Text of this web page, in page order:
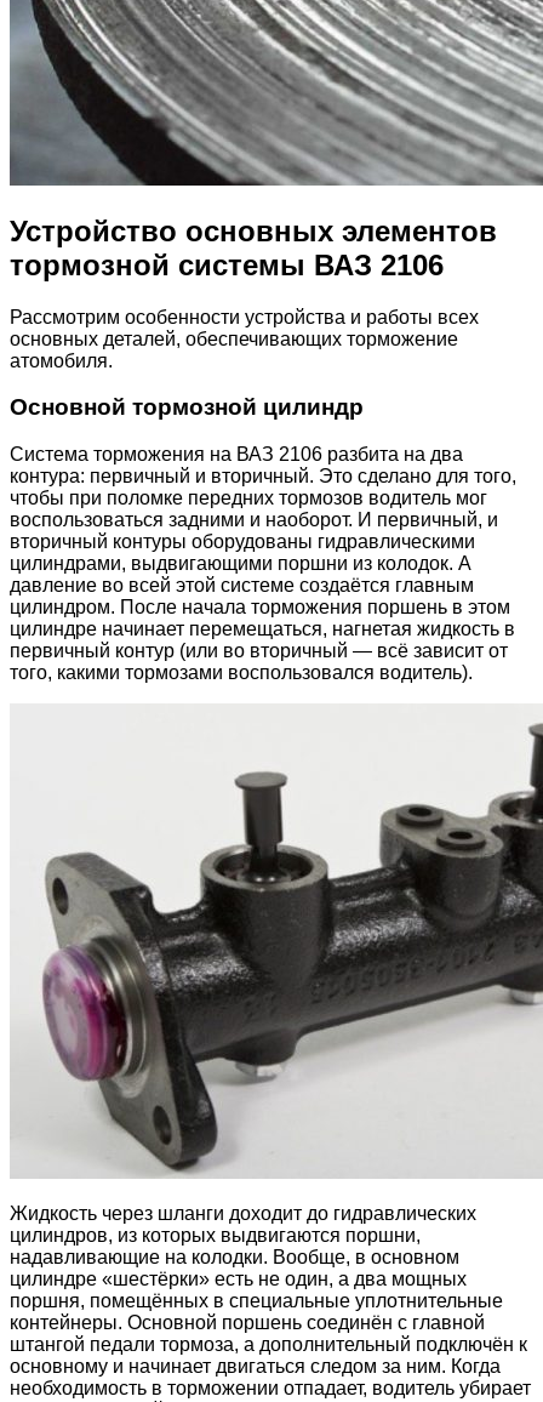
Устройство основных элементов
тормозной системы ВАЗ 2106
Рассмотрим особенности устройства и работы всех
основных деталей, обеспечивающих торможение
атомобиля.
Основной тормозной цилиндр
Система торможения на ВАЗ 2106 разбита на два
контура: первичный и вторичный. Это сделано для того,
чтобы при поломке передних тормозов водитель мог
воспользоваться задними и наоборот. И первичный, и
вторичный контуры оборудованы гидравлическими
цилиндрами, выдвигающими поршни из колодок. А
давление во всей этой системе создаётся главным
цилиндром. После начала торможения поршень в этом
цилиндре начинает перемещаться, нагнетая жидкость в
первичный контур (или во вторичный — всё зависит от
того, какими тормозами воспользовался водитель).
Жидкость через шланги доходит до гидравлических
цилиндров, из которых выдвигаются поршни,
надавливающие на колодки. Вообще, в основном
цилиндре «шестёрки» есть не один, а два мощных
поршня, помещённых в специальные уплотнительные
контейнеры. Основной поршень соединён с главной
штангой педали тормоза, а дополнительный подключён к
основному и начинает двигаться следом за ним. Когда
необходимость в торможении отпадает, водитель убирает